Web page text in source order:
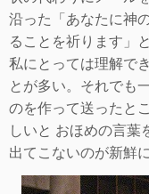
沿った「あなたに神
ることを祈ります」
私にとっては理解で
とが多い。それでも
のを作って送ったと
しいと おほめの言
出てこないのが新鮮